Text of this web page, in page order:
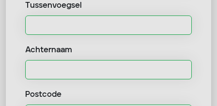
Tussenvoegsel
Achternaam
Postcode